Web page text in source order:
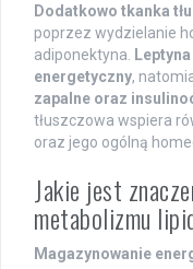
Dodatkowo tkanka
poprzez wydzielanie
adiponektyna.
energetyczny,
zapalne oraz
tłuszczowa wspiera
oraz jego ogólną
Jakie jest
metabolizmu
Magazynowanie